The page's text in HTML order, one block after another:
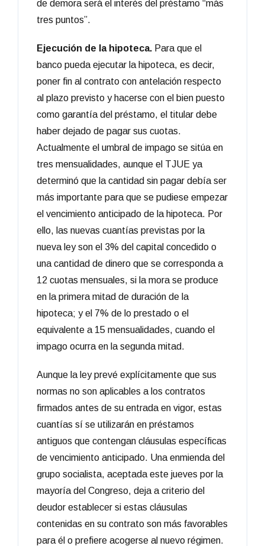
de demora será el interés del préstamo “más
tres puntos”.
Ejecución de la hipoteca. Para que el
banco pueda ejecutar la hipoteca, es decir,
poner fin al contrato con antelación respecto
al plazo previsto y hacerse con el bien puesto
como garantía del préstamo, el titular debe
haber dejado de pagar sus cuotas.
Actualmente el umbral de impago se sitúa en
tres mensualidades, aunque el TJUE ya
determinó que la cantidad sin pagar debía ser
más importante para que se pudiese empezar
el vencimiento anticipado de la hipoteca. Por
ello, las nuevas cuantías previstas por la
nueva ley son el 3% del capital concedido o
una cantidad de dinero que se corresponda a
12 cuotas mensuales, si la mora se produce
en la primera mitad de duración de la
hipoteca; y el 7% de lo prestado o el
equivalente a 15 mensualidades, cuando el
impago ocurra en la segunda mitad.
Aunque la ley prevé explícitamente que sus
normas no son aplicables a los contratos
firmados antes de su entrada en vigor, estas
cuantías sí se utilizarán en préstamos
antiguos que contengan cláusulas específicas
de vencimiento anticipado. Una enmienda del
grupo socialista, aceptada este jueves por la
mayoría del Congreso, deja a criterio del
deudor establecer si estas cláusulas
contenidas en su contrato son más favorables
para él o prefiere acogerse al nuevo régimen.